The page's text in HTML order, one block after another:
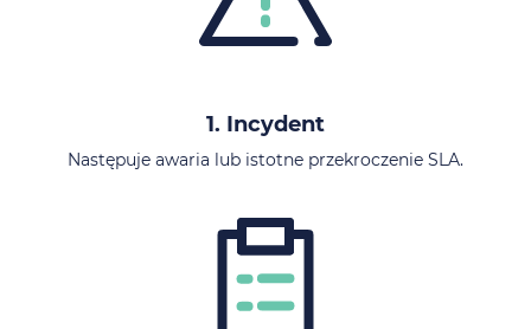
1. Incydent
Następuje awaria lub istotne przekroczenie SLA.